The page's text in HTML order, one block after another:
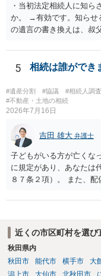
・当初法定相続人に知ら
か。 →有効です。知らせ
の遺言の書き換えは、叔
ますか。 →本人が自由に
です。客観的な基準も
することはできますか
ないということでしょう
と拒否することはできま
5 相続は誰ができ
#遺産分割 #協議 #相続人調
#不動産・土地の相続
2026年7月16日
吉田 雄大 弁護士
子どもがいる方が亡くな
に規定があり、あなたは
８７条２項）。 また、
も相続権があります。つ
近くの市区町村を選び
秋田県内
秋田市
能代市 横手市 大